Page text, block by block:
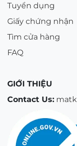
Tuyển dụng
Giấy chứng nhận
Tìm cửa hàng
FAQ
GIỚI THIỆU
Contact Us: